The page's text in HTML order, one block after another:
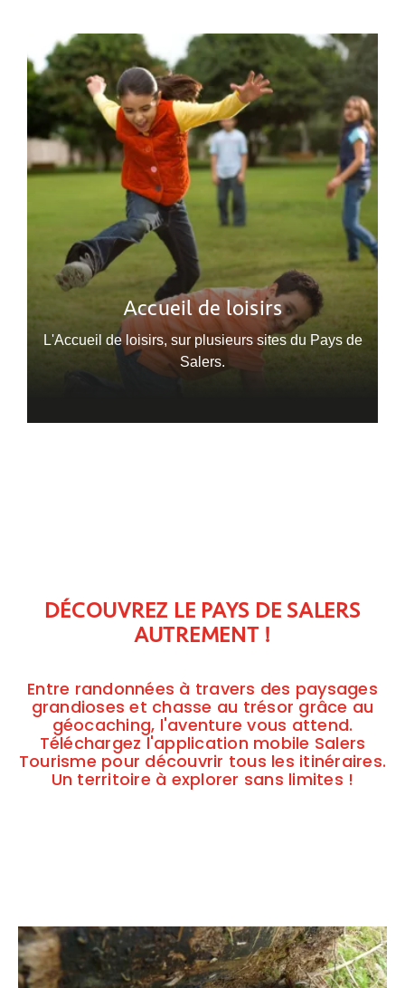
Accueil de loisirs
L'Accueil de loisirs, sur plusieurs sites du Pays de
Salers.
DÉCOUVREZ LE PAYS DE SALERS
AUTREMENT !
Entre randonnées à travers des paysages
grandioses et chasse au trésor grâce au
géocaching, l'aventure vous attend.
Téléchargez l'application mobile Salers
Tourisme pour découvrir tous les itinéraires.
Un territoire à explorer sans limites !